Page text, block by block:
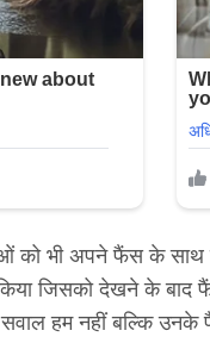
को भी अपने फैंस के
जिसको देखने के बाद
हम नहीं बल्कि